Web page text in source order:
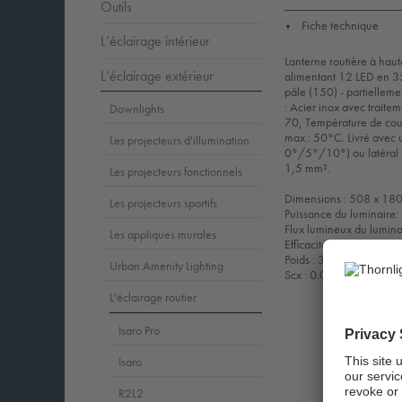
▼ Fiche technique
Lanterne routière à
alimentant 12 LED en
pâle (150) -
: Acier inox avec
70, Température de
max.: 50°C. Livré
0°/5°/10°) ou latéral
1,5 mm².
Dimensions : 508 x
Puissance du
Flux lumineux du
Efficacité lumineuse
Poids : 3,07 kg
Scx : 0.028 m²
Outils
L’éclairage intérieur
L’éclairage extérieur
Downlights
Les projecteurs d'illumination
Les projecteurs fonctionnels
Les projecteurs sportifs
Les appliques murales
Urban Amenity Lighting
L'éclairage routier
Isaro Pro
Isaro
R2L2